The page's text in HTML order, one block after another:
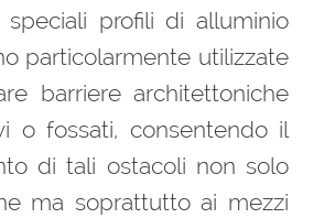
speciali profili di alluminio
particolarmente utilizzate
barriere architettoniche
o fossati, consentendo il
di tali ostacoli non solo
ma soprattutto ai mezzi